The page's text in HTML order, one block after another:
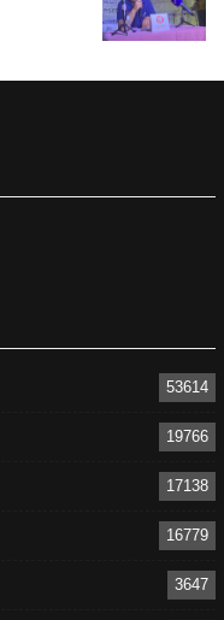
53614
19766
17138
16779
3647